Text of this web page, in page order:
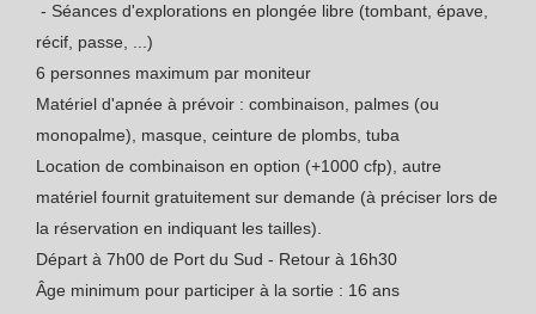
- Séances d'explorations en plongée libre (tombant, épave,
récif, passe, ...)
6 personnes maximum par moniteur
Matériel d'apnée à prévoir : combinaison, palmes (ou
monopalme), masque, ceinture de plombs, tuba
Location de combinaison en option (+1000 cfp), autre
matériel fournit gratuitement sur demande (à préciser lors de
la réservation en indiquant les tailles).
Départ à 7h00 de Port du Sud - Retour à 16h30
Âge minimum pour participer à la sortie : 16 ans